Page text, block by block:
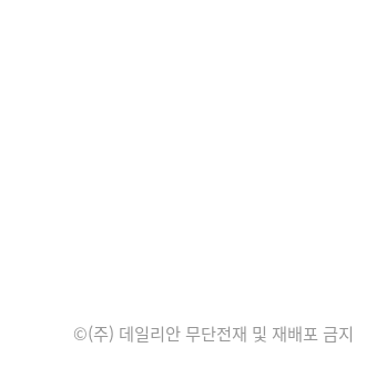
©(주) 데일리안 무단전재 및 재배포 금지